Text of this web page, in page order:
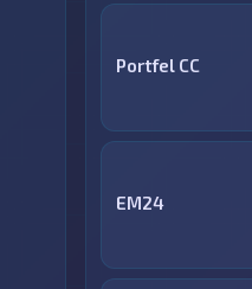
Portfel CC
EM24